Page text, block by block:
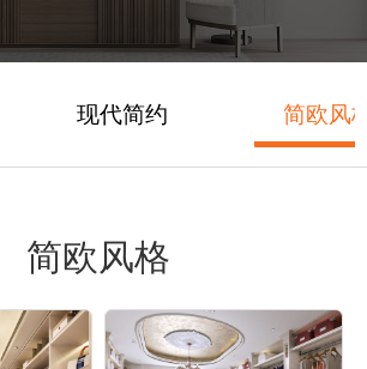
现代简约 简欧风
简欧风格